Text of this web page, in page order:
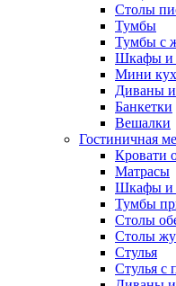
Столы
Тумбы
Тумбы с
Шкафы и
Мини
Диваны и
Банкетки
Вешалки
Гостиничная
Кровати
Матрасы
Шкафы и
Тумбы
Столы
Столы
Стулья
Стулья с